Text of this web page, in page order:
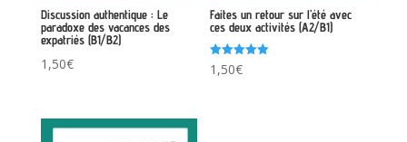
Discussion authentique : Le
paradoxe des vacances des
expatriés (B1/B2)
1,50€
Faites un retour sur l’été avec
ces deux activités (A2/B1)
Note
5.00
1,50€